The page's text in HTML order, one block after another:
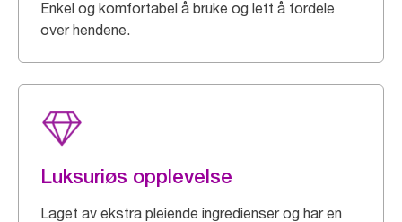
Enkel og komfortabel å bruke og lett å fordele
over hendene.
Luksuriøs opplevelse
Laget av ekstra pleiende ingredienser og har en